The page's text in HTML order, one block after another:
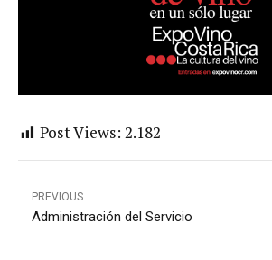
Post Views: 2.182
PREVIOUS
Administración del Servicio